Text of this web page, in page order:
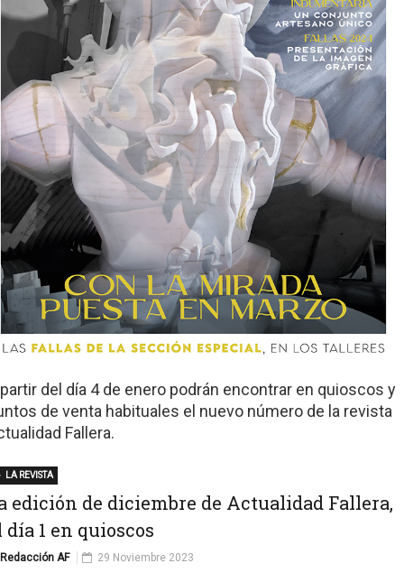
del día 4 de enero podrán encontrar en quioscos y
de venta habituales el nuevo número de la revista
Fallera.
edición de diciembre de Actualidad Fallera,
día 1 en quioscos
Redacción AF
LA REVISTA
29 Noviembre 2023